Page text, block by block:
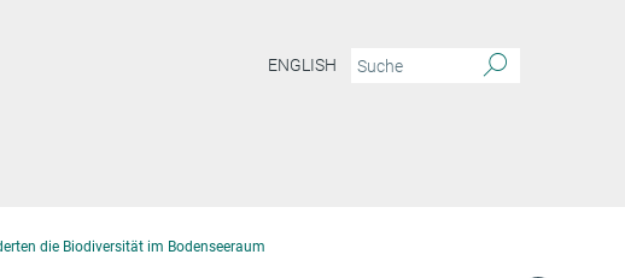
ENGLISH
die Biodiversität im Bodenseeraum